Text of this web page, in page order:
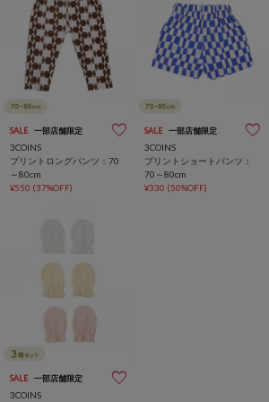
SALE 一部店舗限定
3COINS
プリントロングパンツ：70
～80cm
¥550 (37%OFF)
SALE 一部店舗限定
3COINS
プリントショートパンツ：
70～80cm
¥330 (50%OFF)
SALE 一部店舗限定
3COINS